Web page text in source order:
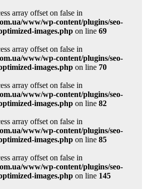
array offset on false in
www/wp-content/plugins/seo-
images.php on line 69
array offset on false in
www/wp-content/plugins/seo-
images.php on line 70
array offset on false in
www/wp-content/plugins/seo-
images.php on line 82
array offset on false in
www/wp-content/plugins/seo-
images.php on line 85
array offset on false in
www/wp-content/plugins/seo-
images.php on line 145